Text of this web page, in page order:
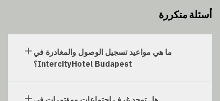
أسئلة متكررة
ما هي مواعيد تسجيل الوصول والمغادرة في
IntercityHotel Budapest؟